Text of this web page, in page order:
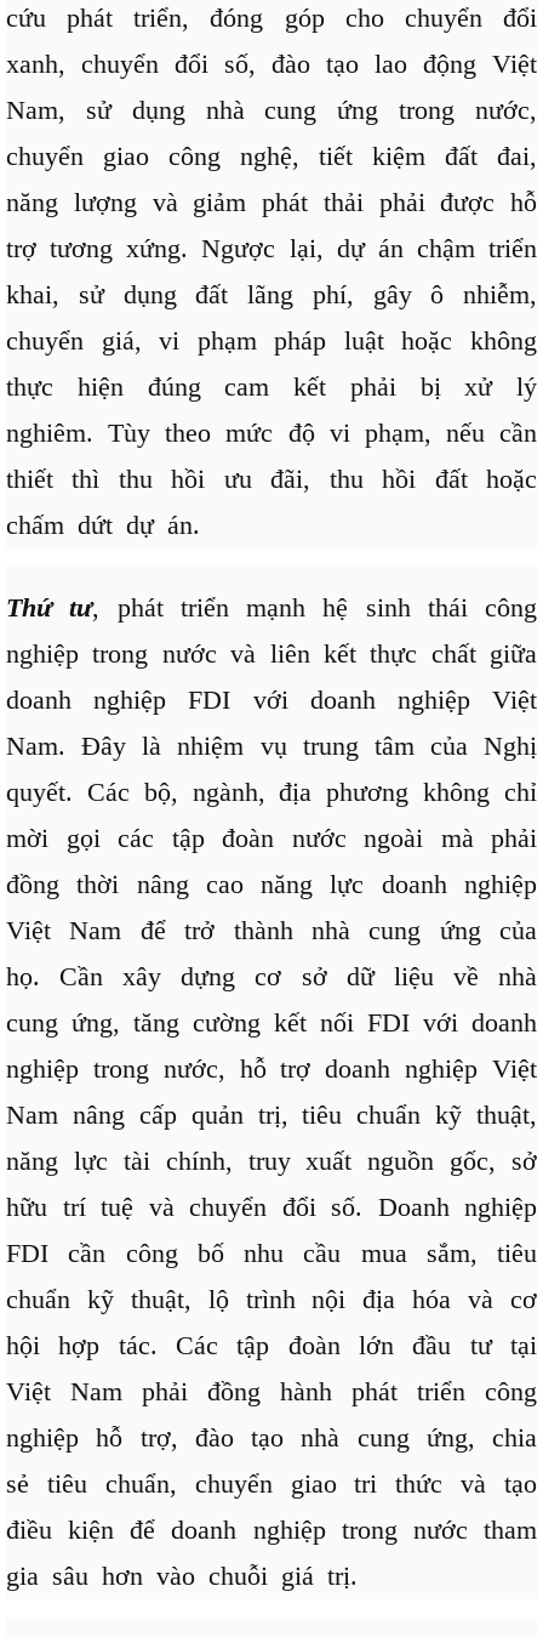
cứu phát triển, đóng góp cho chuyển đổi
xanh, chuyển đổi số, đào tạo lao động Việt
Nam, sử dụng nhà cung ứng trong nước,
chuyển giao công nghệ, tiết kiệm đất đai,
năng lượng và giảm phát thải phải được hỗ
trợ tương xứng. Ngược lại, dự án chậm triển
khai, sử dụng đất lãng phí, gây ô nhiễm,
chuyển giá, vi phạm pháp luật hoặc không
thực hiện đúng cam kết phải bị xử lý
nghiêm. Tùy theo mức độ vi phạm, nếu cần
thiết thì thu hồi ưu đãi, thu hồi đất hoặc
chấm dứt dự án.
Thứ tư, phát triển mạnh hệ sinh thái công
nghiệp trong nước và liên kết thực chất giữa
doanh nghiệp FDI với doanh nghiệp Việt
Nam. Đây là nhiệm vụ trung tâm của Nghị
quyết. Các bộ, ngành, địa phương không chỉ
mời gọi các tập đoàn nước ngoài mà phải
đồng thời nâng cao năng lực doanh nghiệp
Việt Nam để trở thành nhà cung ứng của
họ. Cần xây dựng cơ sở dữ liệu về nhà
cung ứng, tăng cường kết nối FDI với doanh
nghiệp trong nước, hỗ trợ doanh nghiệp Việt
Nam nâng cấp quản trị, tiêu chuẩn kỹ thuật,
năng lực tài chính, truy xuất nguồn gốc, sở
hữu trí tuệ và chuyển đổi số. Doanh nghiệp
FDI cần công bố nhu cầu mua sắm, tiêu
chuẩn kỹ thuật, lộ trình nội địa hóa và cơ
hội hợp tác. Các tập đoàn lớn đầu tư tại
Việt Nam phải đồng hành phát triển công
nghiệp hỗ trợ, đào tạo nhà cung ứng, chia
sẻ tiêu chuẩn, chuyển giao tri thức và tạo
điều kiện để doanh nghiệp trong nước tham
gia sâu hơn vào chuỗi giá trị.